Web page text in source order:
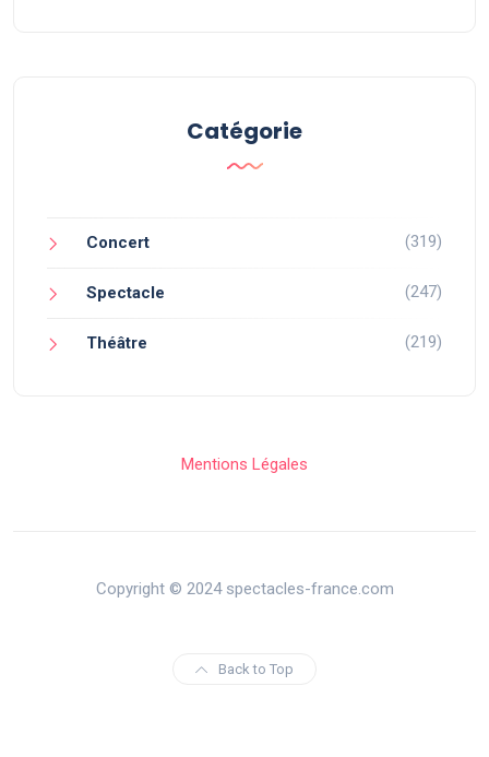
Catégorie
Concert (319)
Spectacle (247)
Théâtre (219)
Mentions Légales
Copyright © 2024 spectacles-france.com
Back to Top